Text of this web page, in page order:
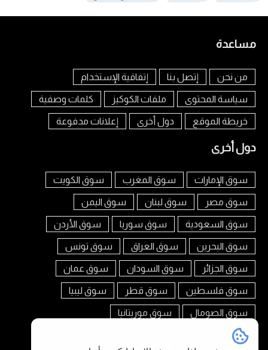
مساعدة
من نحن إتصل بنا إتفاقية الإستخدام
سياسة المحتوى ملفات الكوكيز كلمات وصفية
خريطة الموقع دول أخرى إعلانات مدفوعة
دول أخرى
سوق الإمارات سوق المغرب سوق الكويت
سوق مصر سوق لبنان سوق اليمن
سوق السعودية سوق سوريا سوق الأردن
سوق البحرين سوق العراق سوق تونس
سوق الجزائر سوق السودان سوق عمان
سوق فلسطين سوق قطر سوق ليبيا
سوق الصومال سوق موريتانيا
تابعنا على